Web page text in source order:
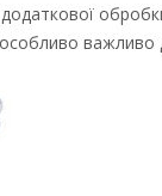
важливо